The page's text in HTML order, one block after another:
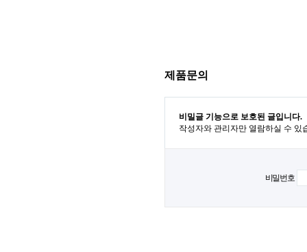
제품문의
비밀글 기능으로 보호된 글입니다.
작성자와 관리자만 열람하실 수 있
비밀번호